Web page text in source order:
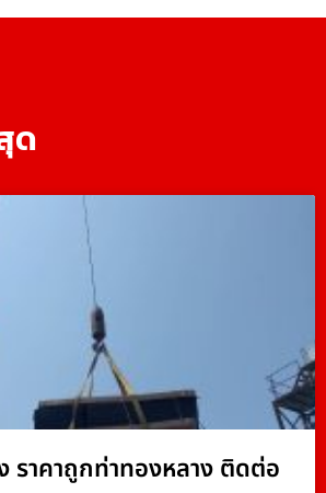
ด
ราคาถูกท่าทองหลาง ติดต่อ